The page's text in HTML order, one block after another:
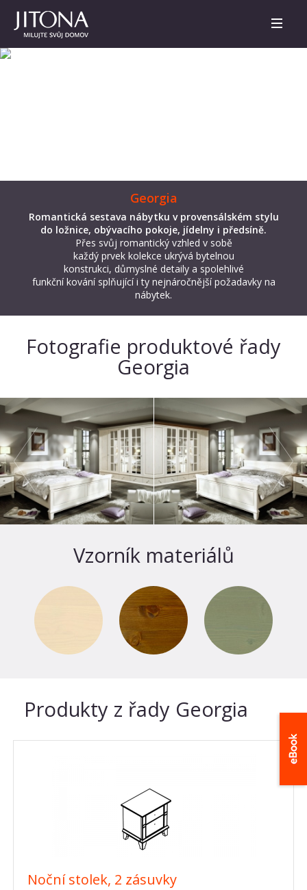
Georgia
Romantická sestava nábytku v provensálském stylu
do ložnice, obývacího pokoje, jídelny i předsíně.
Přes svůj romantický vzhled v sobě
každý prvek kolekce ukrývá bytelnou
konstrukci, důmyslné detaily a spolehlivé
funkční kování splňující i ty nejnáročnější požadavky na
nábytek.
Fotografie produktové řady
Georgia
Vzorník materiálů
Produkty z řady Georgia
Noční stolek, 2 zásuvky